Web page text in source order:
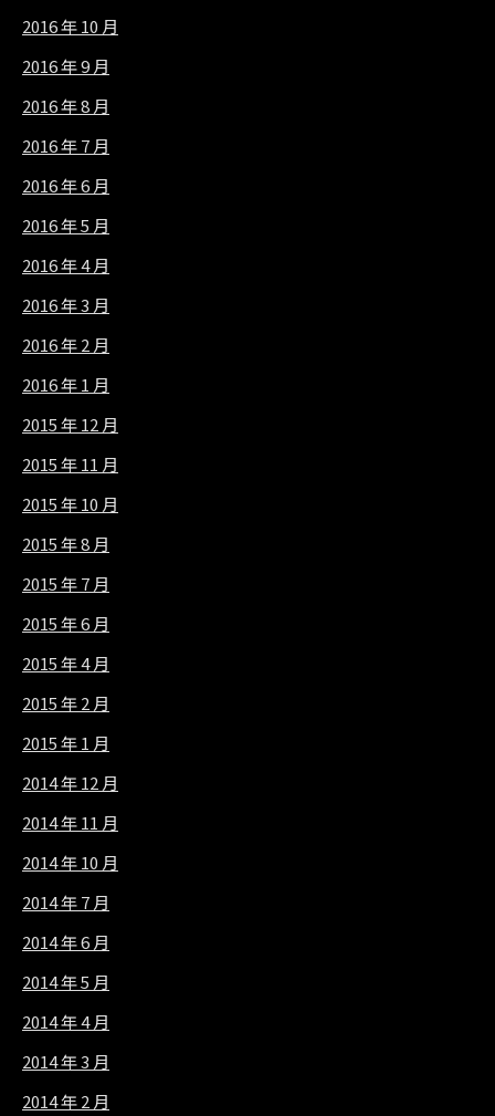
2016 年 10 月
2016 年 9 月
2016 年 8 月
2016 年 7 月
2016 年 6 月
2016 年 5 月
2016 年 4 月
2016 年 3 月
2016 年 2 月
2016 年 1 月
2015 年 12 月
2015 年 11 月
2015 年 10 月
2015 年 8 月
2015 年 7 月
2015 年 6 月
2015 年 4 月
2015 年 2 月
2015 年 1 月
2014 年 12 月
2014 年 11 月
2014 年 10 月
2014 年 7 月
2014 年 6 月
2014 年 5 月
2014 年 4 月
2014 年 3 月
2014 年 2 月